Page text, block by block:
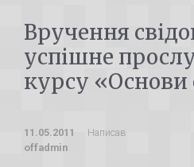
Вручення
успішне
курсу «Основи
11.05.2011
Написав
offadmin